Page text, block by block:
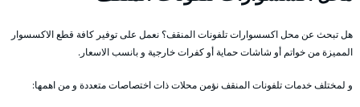
هل تبحث عن محل اكسسوارات تلفونات المنقف؟ نعمل على توفير كافة قطع الاكسسوار
المميزة من خواتم أو شاشات حماية أو كفرات خارجية و بانسب الاسعار.
و لمختلف خدمات تلفونات المنقف نؤمن محلات ذات اختصاصات متعددة و من اهمها: